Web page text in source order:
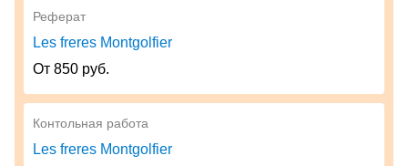
Реферат
Les freres Montgolfier
От 850 руб.
Контольная работа
Les freres Montgolfier